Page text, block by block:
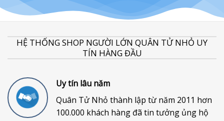
HỆ THỐNG SHOP NGƯỜI LỚN QUÂN TỬ NHỎ UY
TÍN HÀNG ĐẦU
Uy tín lâu năm
Quân Tử Nhỏ thành lập từ năm 2011 hơn
100.000 khách hàng đã tin tưởng ủng hộ